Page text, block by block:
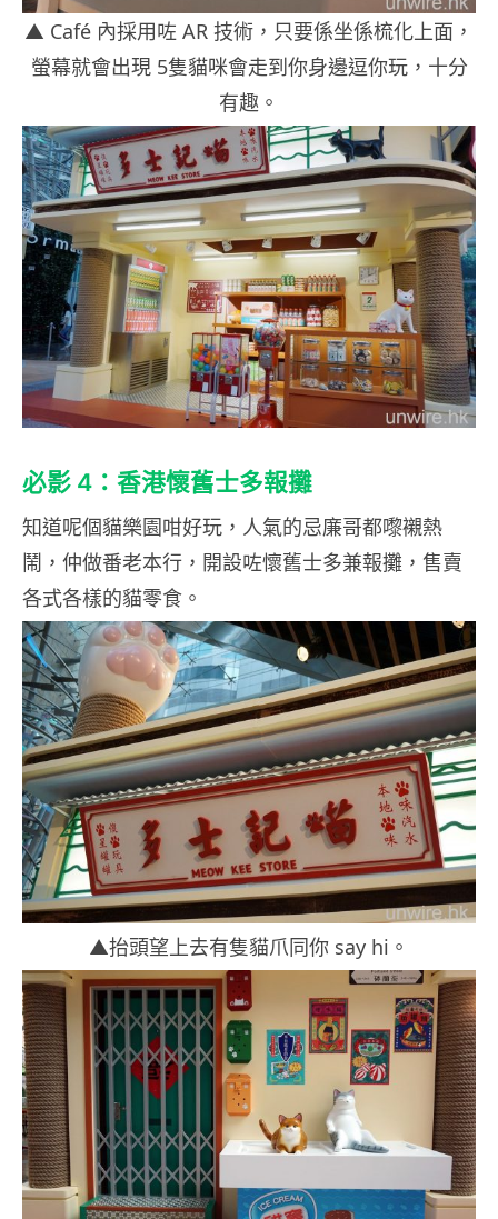
▲ Café 內採用咗 AR 技術，只要係坐係梳化上面，
螢幕就會出現 5隻貓咪會走到你身邊逗你玩，十分
有趣。
必影 4：香港懷舊士多報攤
知道呢個貓樂園咁好玩，人氣的忌廉哥都嚟襯熱
鬧，仲做番老本行，開設咗懷舊士多兼報攤，售賣
各式各樣的貓零食。
▲抬頭望上去有隻貓爪同你 say hi。